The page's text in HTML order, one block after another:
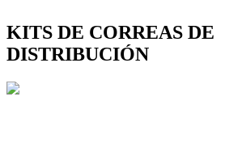
KITS DE CORREAS DE
DISTRIBUCIÓN